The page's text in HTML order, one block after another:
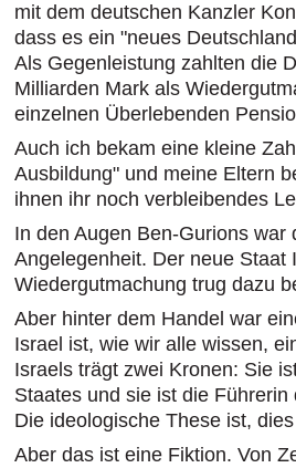
mit dem deutschen Kanzler
dass es ein "neues
Als Gegenleistung zahlten die
Milliarden Mark als
einzelnen Überlebenden
Auch ich bekam eine kleine
Ausbildung" und meine Eltern
ihnen ihr noch verbleibendes
In den Augen Ben-Gurions
Angelegenheit. Der neue
Wiedergutmachung trug dazu
Aber hinter dem Handel war
Israel ist, wie wir alle wissen,
Israels trägt zwei Kronen: Sie
Staates und sie ist die
Die ideologische These ist,
Aber das ist eine Fiktion. Von